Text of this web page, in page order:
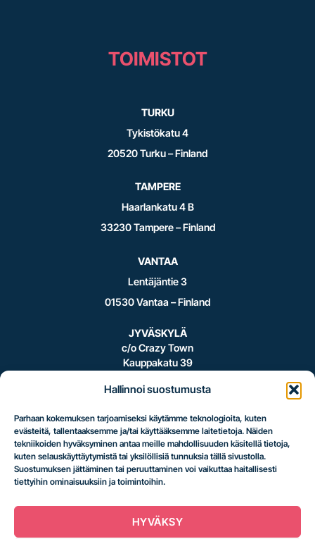
Hallinnoi suostumusta
Parhaan kokemuksen tarjoamiseksi käytämme teknologioita, kuten
evästeitä, tallentaaksemme ja/tai käyttääksemme laitetietoja. Näiden
tekniikoiden hyväksyminen antaa meille mahdollisuuden käsitellä tietoja,
kuten selauskäyttäytymistä tai yksilöllisiä tunnuksia tällä sivustolla.
Suostumuksen jättäminen tai peruuttaminen voi vaikuttaa haitallisesti
tiettyihin ominaisuuksiin ja toimintoihin.
HYVÄKSY
TOIMISTOT
TURKU
Tykistökatu 4
20520 Turku – Finland
TAMPERE
Haarlankatu 4 B
33230 Tampere – Finland
VANTAA
Lentäjäntie 3
01530 Vantaa – Finland
JYVÄSKYLÄ
c/o Crazy Town
Kauppakatu 39
Logistiikan
uusi taso.